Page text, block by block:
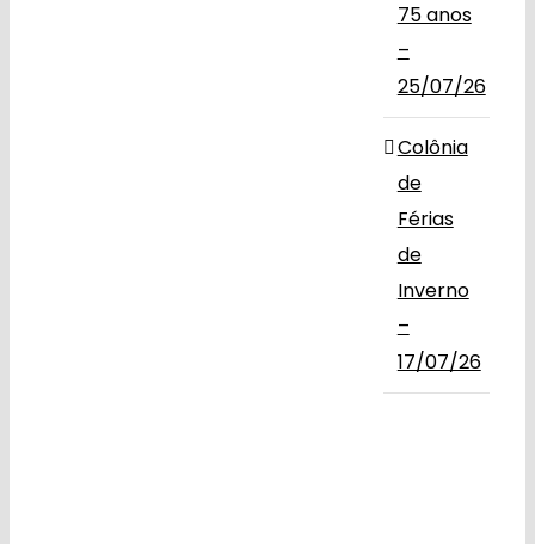
75 anos
–
25/07/26
Colônia
de
Férias
de
Inverno
–
17/07/26